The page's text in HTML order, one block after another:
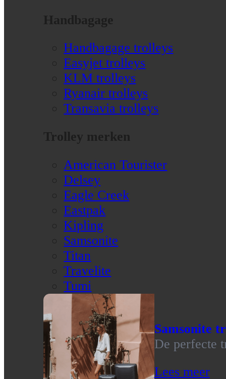
Handbagage
Handbagage trolleys
Easyjet trolleys
KLM trolleys
Ryanair trolleys
Transavia trolleys
Trolley merken
American Tourister
Delsey
Eagle Creek
Eastpak
Kipling
Samsonite
Titan
Travelite
Tumi
Samsonite
De perfecte
Lees meer